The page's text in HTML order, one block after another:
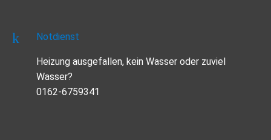
Notdienst
Heizung ausgefallen, kein Wasser oder zuviel
Wasser?
0162-6759341